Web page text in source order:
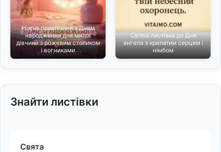
Ніжне привітання з Днем
народження для милої
дівчини з рожевим столиком
і вогниками
Світла листівка до Дня
ангела з крилатим серцем і
німбом
Знайти листівки
Свята